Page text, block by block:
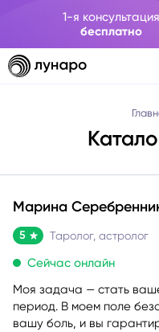
1-я консультация
бесплатно
Марина
5 Таролог, астролог
Сейчас онлайн
Моя задача — стать
период. В моем поле
вашу боль, и вы